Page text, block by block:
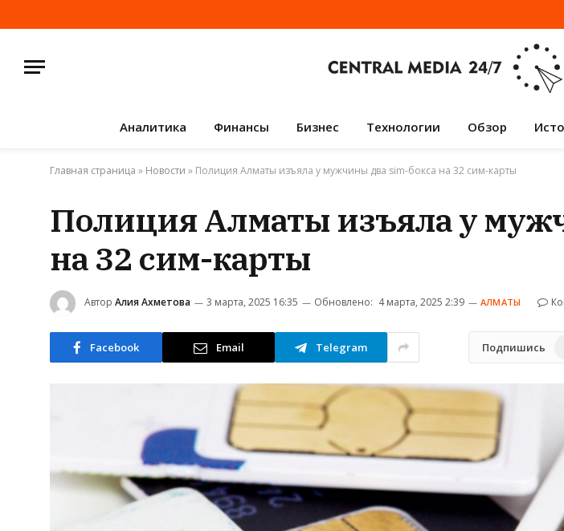
Аналитика Финансы Бизнес Технологии Обзор
Главная страница » Новости » Полиция Алматы изъяла у мужчины два sim-бокса на 32 сим-карты
Полиция Алматы изъяла у
на 32 сим-карты
Автор Алия Ахметова 3 марта, 2025 16:35 Обновлено: 4 марта, 2025 2:39 АЛМАТЫ
Facebook Email Telegram Подпишись